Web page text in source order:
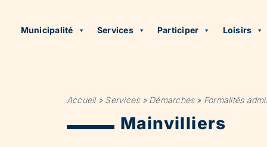
Municipalité Services Participer Loisirs
Accueil» Services» Démarches» Formalités
Mainvilliers